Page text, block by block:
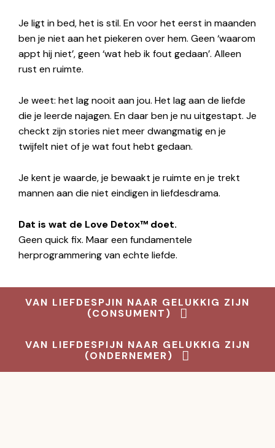
Je ligt in bed, het is stil. En voor het eerst in maanden
ben je niet aan het piekeren over hem. Geen ‘waarom
appt hij niet’, geen ‘wat heb ik fout gedaan’. Alleen
rust en ruimte.
Je weet: het lag nooit aan jou. Het lag aan de liefde
die je leerde najagen. En daar ben je nu uitgestapt. Je
checkt zijn stories niet meer dwangmatig en je
twijfelt niet of je wat fout hebt gedaan.
Je kent je waarde, je bewaakt je ruimte en je trekt
mannen aan die niet eindigen in liefdesdrama.
Dat is wat de Love Detox™ doet.
Geen quick fix. Maar een fundamentele
herprogrammering van echte liefde.
VAN LIEFDESPJIN NAAR GELUKKIG ZIJN
(CONSUMENT)
VAN LIEFDESPIJN NAAR GELUKKIG ZIJN
(ONDERNEMER)